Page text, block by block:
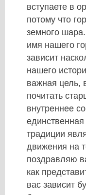
вступаете в
потому что
земного
имя нашего
зависит
нашего
важная цель,
почитать
внутреннее
традиции
движения на
поздравляю
как
вас зависит